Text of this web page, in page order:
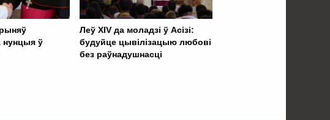
нунцыя ў
Леў XIV да моладзі ў Асізі:
будуйце цывілізацыю любові
без раўнадушнасці